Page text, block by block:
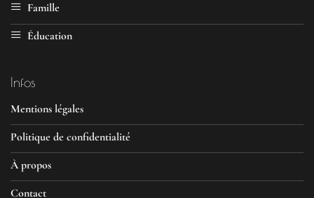
Famille
Éducation
Infos
Mentions légales
Politique de confidentialité
À propos
Contact